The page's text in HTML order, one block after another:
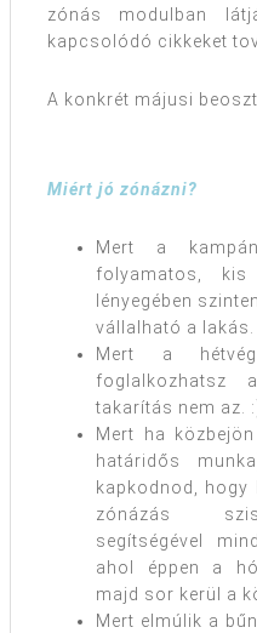
zónás modulban
kapcsolódó cikkeket
A konkrét májusi
Miért jó zónázni?
Mert a
folyamatos, kis
lényegében
vállalható a lakás.
Mert a
takarítás nem az.
Mert ha
határidős
kapkodnod,
zónázás
segítségével
ahol éppen a
majd sor kerül a
Mert elmúlik a